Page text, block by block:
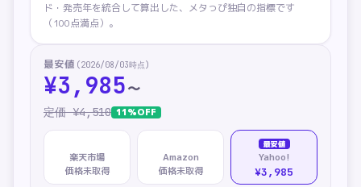
ド・発売年を統合して算出した、メタっぴ独自の指標です
（100点満点）。
最安値 (2026/08/03時点)
¥3,985〜
定価 ¥4,510 11%OFF
楽天市場
価格未取得
Amazon
価格未取得
最安値
Yahoo!
¥3,985